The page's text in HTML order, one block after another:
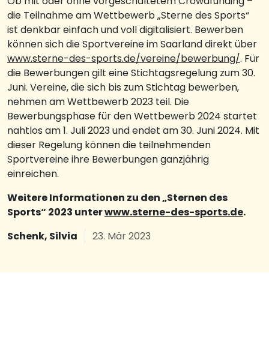
die Teilnahme am Wettbewerb „Sterne des Sports“
ist denkbar einfach und voll digitalisiert. Bewerben
können sich die Sportvereine im Saarland direkt über
www.sterne-des-sports.de/vereine/bewerbung/. Für
die Bewerbungen gilt eine Stichtagsregelung zum 30.
Juni. Vereine, die sich bis zum Stichtag bewerben,
nehmen am Wettbewerb 2023 teil. Die
Bewerbungsphase für den Wettbewerb 2024 startet
nahtlos am 1. Juli 2023 und endet am 30. Juni 2024. Mit
dieser Regelung können die teilnehmenden
Sportvereine ihre Bewerbungen ganzjährig
einreichen.
Weitere Informationen zu den „Sternen des
Sports“ 2023 unterwww.sterne-des-sports.de.
Schenk, Silvia
23. Mär 2023